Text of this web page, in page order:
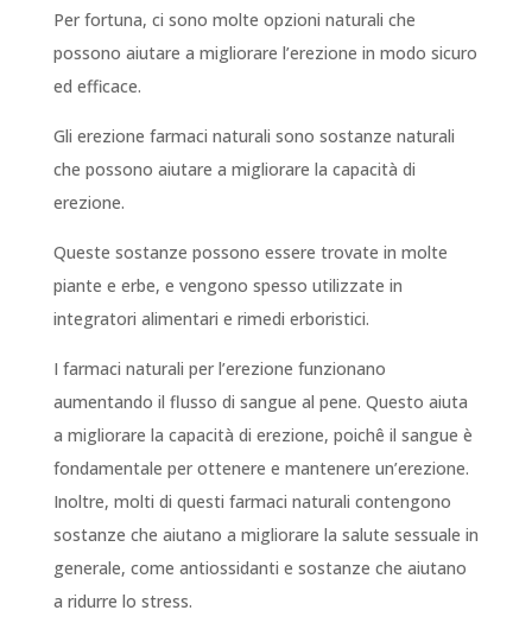
Per fortuna, ci sono molte opzioni naturali che
possono aiutare a migliorare l’erezione in modo sicuro
ed efficace.
Gli erezione farmaci naturali sono sostanze naturali
che possono aiutare a migliorare la capacità di
erezione.
Queste sostanze possono essere trovate in molte
piante e erbe, e vengono spesso utilizzate in
integratori alimentari e rimedi erboristici.
I farmaci naturali per l’erezione funzionano
aumentando il flusso di sangue al pene. Questo aiuta
a migliorare la capacità di erezione, poichê il sangue è
fondamentale per ottenere e mantenere un’erezione.
Inoltre, molti di questi farmaci naturali contengono
sostanze che aiutano a migliorare la salute sessuale in
generale, come antiossidanti e sostanze che aiutano
a ridurre lo stress.